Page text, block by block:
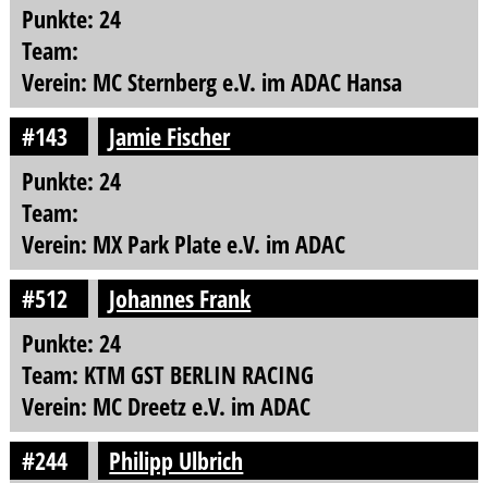
Punkte: 24
Team:
Verein: MC Sternberg e.V. im ADAC Hansa
#143
Jamie Fischer
Punkte: 24
Team:
Verein: MX Park Plate e.V. im ADAC
#512
Johannes Frank
Punkte: 24
Team: KTM GST BERLIN RACING
Verein: MC Dreetz e.V. im ADAC
#244
Philipp Ulbrich